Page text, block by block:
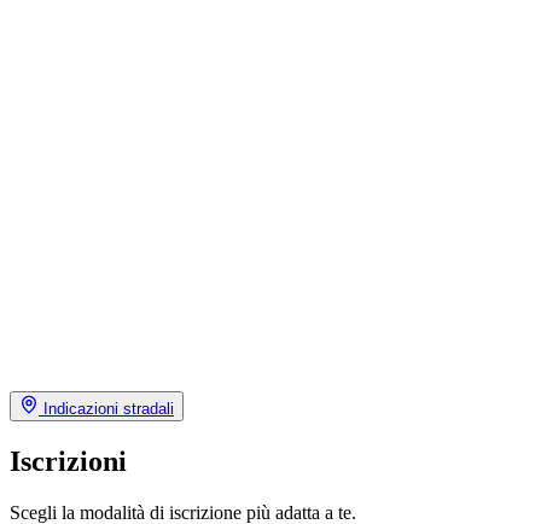
Indicazioni stradali
Iscrizioni
Scegli la modalità di iscrizione più adatta a te.